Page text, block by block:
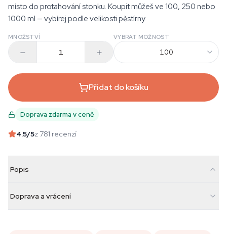
místo do protahování stonku. Koupit můžeš ve 100, 250 nebo
1000 ml — vybírej podle velikosti pěstírny.
MNOŽSTVÍ VYBRAT MOŽNOST
100
Přidat do košíku
Doprava zdarma v ceně
4.5/5z 781 recenzí
Popis
Doprava a vrácení